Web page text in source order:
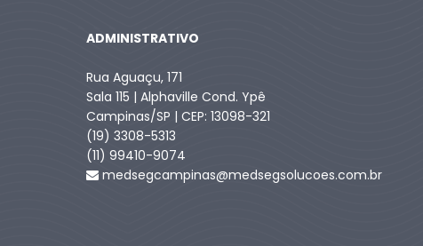
ADMINISTRATIVO
Rua Aguaçu, 171
Sala 115 | Alphaville Cond. Ypê
Campinas/SP | CEP: 13098-321
(19) 3308-5313
(11) 99410-9074​
medsegcampinas@medsegsolucoes.com.br